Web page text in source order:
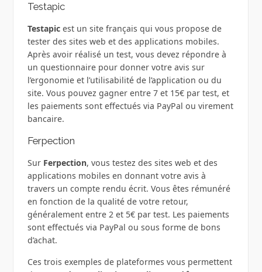
Testapic
Testapicest un site français qui vous propose de
tester des sites web et des applications mobiles.
Après avoir réalisé un test, vous devez répondre à
un questionnaire pour donner votre avis sur
l’ergonomie et l’utilisabilité de l’application ou du
site. Vous pouvez gagner entre 7 et 15€ par test, et
les paiements sont effectués via PayPal ou virement
bancaire.
Ferpection
Sur Ferpection, vous testez des sites web et des
applications mobiles en donnant votre avis à
travers un compte rendu écrit. Vous êtes rémunéré
en fonction de la qualité de votre retour,
généralement entre 2 et 5€ par test. Les paiements
sont effectués via PayPal ou sous forme de bons
d’achat.
Ces trois exemples de plateformes vous permettent